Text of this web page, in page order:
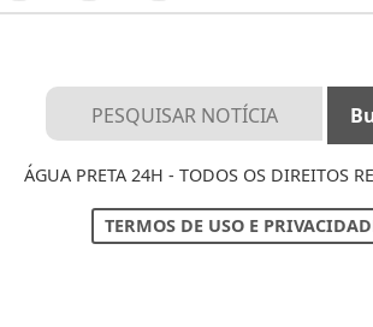
ÁGUA PRETA 24H - TODOS OS DIREITOS
TERMOS DE USO E